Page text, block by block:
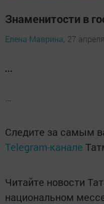
Знаменитости в
Елена Маврина, 27
...
...
Следите за самым
Telegram-канале
Читайте новости
национальном